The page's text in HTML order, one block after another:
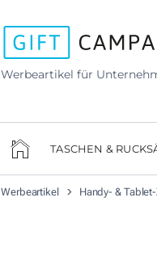
Werbeartikel für
TASCHEN &
Werbeartikel Handy- &